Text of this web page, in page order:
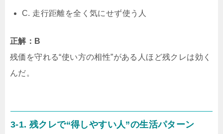
C. 走行距離を全く気にせず使う人
正解：B
残価を守れる“使い方の相性”がある人ほど残クレは効く
んだ。
3-1. 残クレで“得しやすい人”の生活パターン